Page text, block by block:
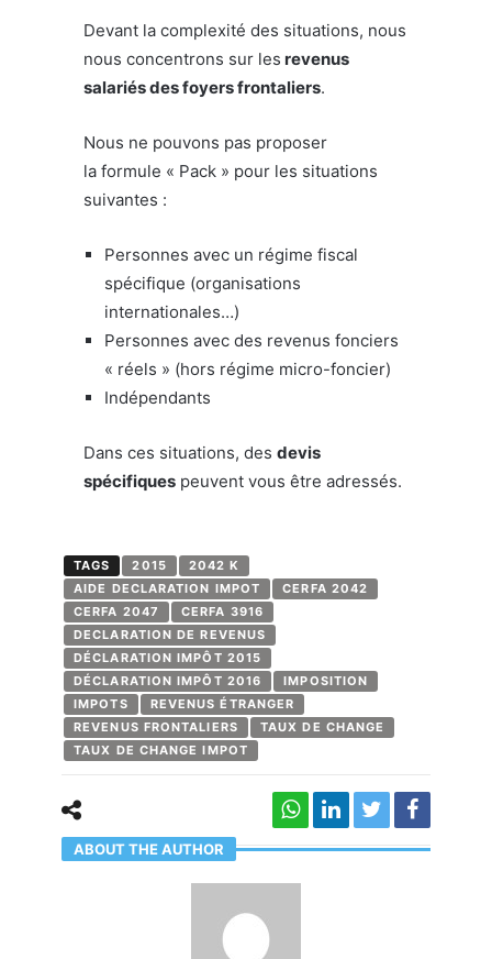
Devant la complexité des situations, nous
nous concentrons sur les revenus
salariés des foyers frontaliers.
Nous ne pouvons pas proposer
la formule « Pack » pour les situations
suivantes :
Personnes avec un régime fiscal
spécifique (organisations
internationales…)
Personnes avec des revenus fonciers
« réels » (hors régime micro-foncier)
Indépendants
Dans ces situations, des devis
spécifiques peuvent vous être adressés.
TAGS 2015
2042 K
AIDE DECLARATION IMPOT
CERFA 2042
CERFA 2047
CERFA 3916
DECLARATION DE REVENUS
DÉCLARATION IMPÔT 2015
DÉCLARATION IMPÔT 2016
IMPOSITION
IMPOTS
REVENUS ÉTRANGER
REVENUS FRONTALIERS
TAUX DE CHANGE
TAUX DE CHANGE IMPOT
ABOUT THE AUTHOR